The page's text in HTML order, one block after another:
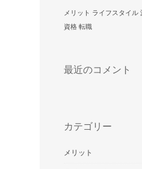
メリット ライフスタイル
資格 転職
最近のコメント
カテゴリー
メリット